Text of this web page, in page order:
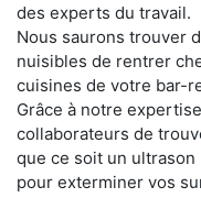
des experts du travail.
Nous saurons trouver
nuisibles de rentrer
cuisines de votre bar-
Grâce à notre
collaborateurs de
que ce soit un
pour exterminer vos